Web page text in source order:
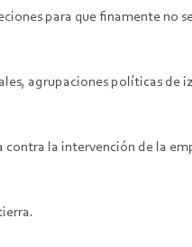
para que finamente no
agrupaciones políticas de
la intervención de la